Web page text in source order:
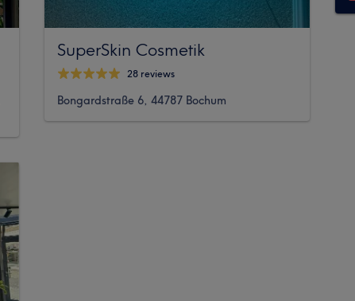
SuperSkin Cosmetik
28 reviews
Bongardstraße 6, 44787 Bochum